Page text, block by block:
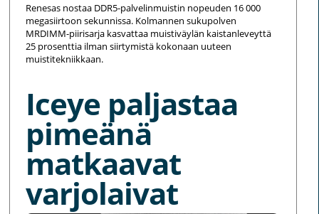
Renesas nostaa DDR5-palvelinmuistin nopeuden 16 000
megasiirtoon sekunnissa. Kolmannen sukupolven
MRDIMM-piirisarja kasvattaa muistiväylän kaistanleveyttä
25 prosenttia ilman siirtymistä kokonaan uuteen
muistitekniikkaan.
Iceye paljastaa
pimeänä
matkaavat
varjolaivat